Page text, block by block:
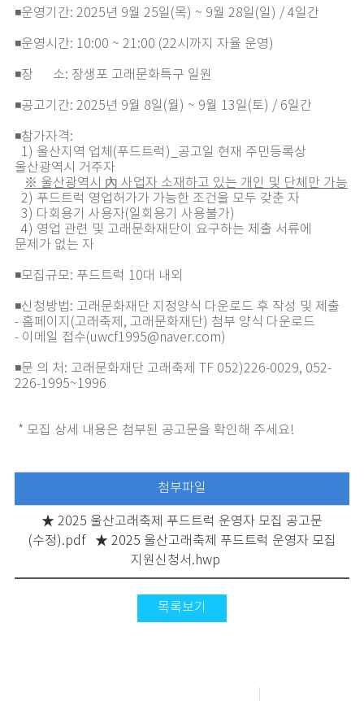
◾운영기간: 2025년 9월 25일(목) ~ 9월 28일(일) / 4일간
◾운영시간: 10:00 ~ 21:00 (22시까지 자율 운영)
◾장 소: 장생포 고래문화특구 일원
◾공고기간: 2025년 9월 8일(월) ~ 9월 13일(토) / 6일간
◾참가자격:
1) 울산지역 업체(푸드트럭)_공고일 현재 주민등록상
울산광역시 거주자
※ 울산광역시 內 사업자 소재하고 있는 개인 및 단체만 가능
2) 푸드트럭 영업허가가 가능한 조건을 모두 갖춘 자
3) 다회용기 사용자(일회용기 사용불가)
4) 영업 관련 및 고래문화재단이 요구하는 제출 서류에
문제가 없는 자
◾모집규모: 푸드트럭 10대 내외
◾신청방법: 고래문화재단 지정양식 다운로드 후 작성 및 제출
- 홈페이지(고래축제, 고래문화재단) 첨부 양식 다운로드
- 이메일 접수(uwcf1995@naver.com)
◾문 의 처: 고래문화재단 고래축제 TF 052)226-0029, 052-
226-1995~1996
* 모집 상세 내용은 첨부된 공고문을 확인해 주세요!
첨부파일
★ 2025 울산고래축제 푸드트럭 운영자 모집 공고문
(수정).pdf
★ 2025 울산고래축제 푸드트럭 운영자 모집
지원신청서.hwp
목록보기